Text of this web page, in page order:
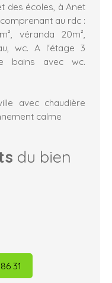
des écoles, à Anet
au rdc :
véranda 20m²,
wc. A l'étage 3
bains avec wc.
avec chaudière
calme
du bien
31